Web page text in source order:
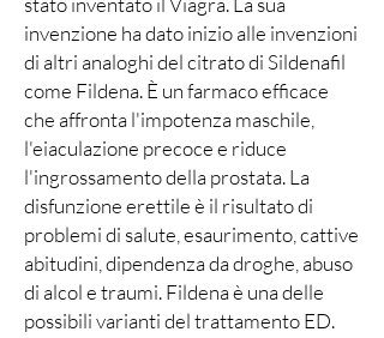
invenzione ha dato inizio alle invenzioni
di altri analoghi del citrato di Sildenafil
come Fildena. È un farmaco efficace
che affronta l'impotenza maschile,
l'eiaculazione precoce e riduce
l'ingrossamento della prostata. La
disfunzione erettile è il risultato di
problemi di salute, esaurimento, cattive
abitudini, dipendenza da droghe, abuso
di alcol e traumi. Fildena è una delle
possibili varianti del trattamento ED.